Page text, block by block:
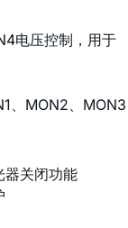
电压控制，用于
、MON2、MON3
器关闭功能